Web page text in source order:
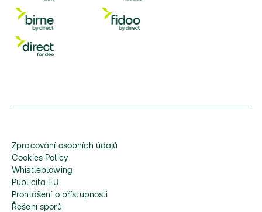
Zpracování osobních údajů
Cookies Policy
Whistleblowing
Publicita EU
Prohlášení o přístupnosti
Řešení sporů